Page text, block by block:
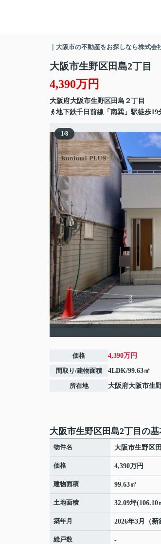
｜大阪市の不動産をお探しなら株式会
大阪市生野区田島2丁目
4,390万円
大阪府大阪市生野区田島 ２丁目
地下鉄千日前線「南巽」駅徒歩19
1/8
価格 4,390万円
間取り/建物面積 4LDK/99.63㎡
所在地 大阪府大阪市生
大阪市生野区田島2丁目の基
物件名 大阪市生野区
価格 4,390万円
建物面積 99.63㎡
土地面積 32.09坪(106.10
築年月 2026年3月（新
総戸数 -